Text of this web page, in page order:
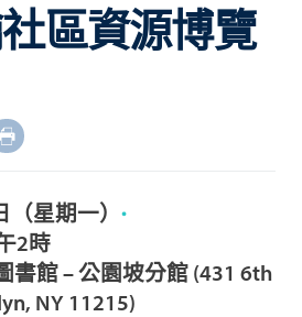
區資源博覽
（星期一）
2時
書館 – 公園坡分館 (431 6th
NY 11215)